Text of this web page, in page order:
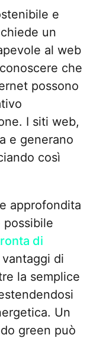
e
un
al web
che
possono
I siti web,
e generano
così
approfondita
possibile
di
vantaggi di
la semplice
Un
green può